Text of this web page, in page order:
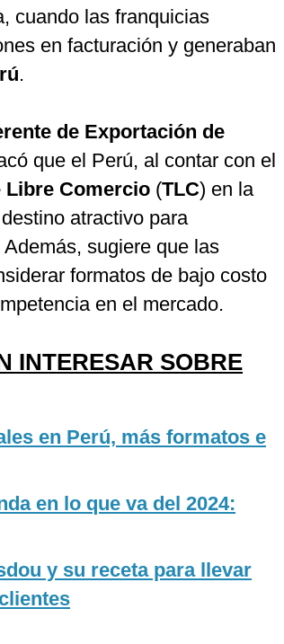
cuando las franquicias
en facturación y generaban
.
de Exportación de
que el Perú, al contar con el
Libre Comercio (TLC) en la
atractivo para
sugiere que las
formatos de bajo costo
en el mercado.
INTERESAR SOBRE
en Perú, más formatos e
en lo que va del 2024:
y su receta para llevar